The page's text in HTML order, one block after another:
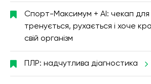
Спорт-Максимум + AI: чекап для
тренується, рухається і хоче
свій організм
ПЛР: надчутлива діагностика